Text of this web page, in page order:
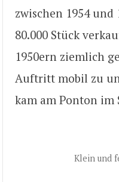
zwischen 1954
80.000 Stück
1950ern ziemlich
Auftritt mobil zu
kam am Ponton
Klein und